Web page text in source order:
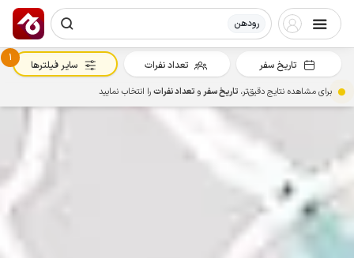
رودهن
تاریخ سفر تعداد نفرات
1
سایر فیلترها
برای مشاهده نتایج دقیق‌تر، تاریخ سفرو تعداد نفراترا انتخاب نمایید